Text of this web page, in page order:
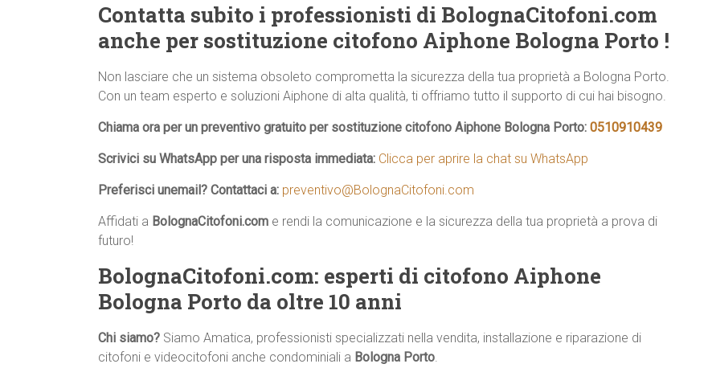
Contatta subito i professionisti di BolognaCitofoni.com
anche per sostituzione citofono Aiphone Bologna Porto !
Non lasciare che un sistema obsoleto comprometta la sicurezza della tua proprietà a Bologna Porto.
Con un team esperto e soluzioni Aiphone di alta qualità, ti offriamo tutto il supporto di cui hai bisogno.
Chiama ora per un preventivo gratuito per sostituzione citofono Aiphone Bologna Porto: 0510910439
Scrivici su WhatsApp per una risposta immediata: Clicca per aprire la chat su WhatsApp
Preferisci unemail? Contattaci a: preventivo@BolognaCitofoni.com
Affidati a BolognaCitofoni.com e rendi la comunicazione e la sicurezza della tua proprietà a prova di
futuro!
BolognaCitofoni.com: esperti di citofono Aiphone
Bologna Porto da oltre 10 anni
Chi siamo? Siamo Amatica, professionisti specializzati nella vendita, installazione e riparazione di
citofoni e videocitofoni anche condominiali a Bologna Porto.